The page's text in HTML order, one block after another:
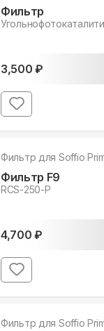
Фильтр
3,500 ₽
Фильтр для Soffio
Фильтр F9
RCS-250-P
4,700 ₽
Фильтр для Soffio